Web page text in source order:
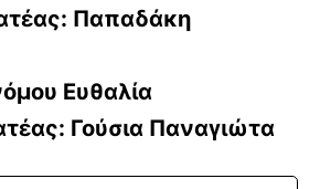
Παπαδάκη
Ευθαλία
Γούσια Παναγιώτα